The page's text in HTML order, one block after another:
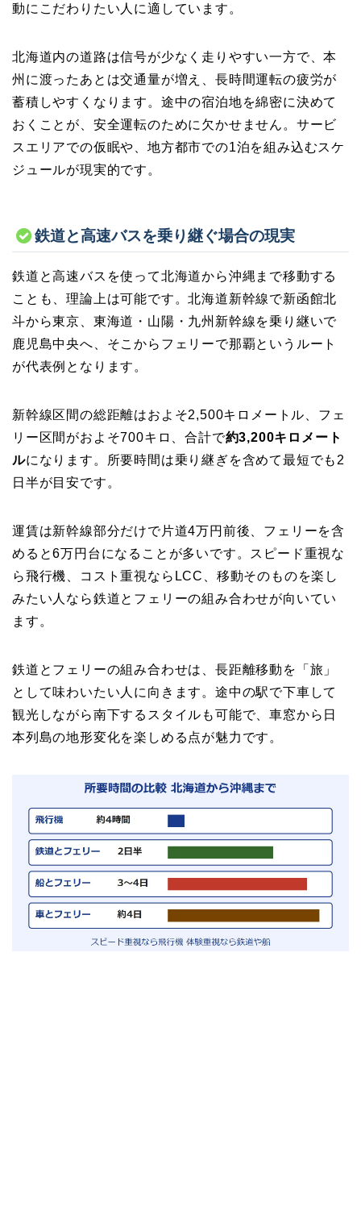
動にこだわりたい人に適しています。
北海道内の道路は信号が少なく走りやすい一方で、本
州に渡ったあとは交通量が増え、長時間運転の疲労が
蓄積しやすくなります。途中の宿泊地を綿密に決めて
おくことが、安全運転のために欠かせません。サービ
スエリアでの仮眠や、地方都市での1泊を組み込むスケ
ジュールが現実的です。
鉄道と高速バスを乗り継ぐ場合の現実
鉄道と高速バスを使って北海道から沖縄まで移動する
ことも、理論上は可能です。北海道新幹線で新函館北
斗から東京、東海道・山陽・九州新幹線を乗り継いで
鹿児島中央へ、そこからフェリーで那覇というルート
が代表例となります。
新幹線区間の総距離はおよそ2,500キロメートル、フェ
リー区間がおよそ700キロ、合計で約3,200キロメート
ルになります。所要時間は乗り継ぎを含めて最短でも2
日半が目安です。
運賃は新幹線部分だけで片道4万円前後、フェリーを含
めると6万円台になることが多いです。スピード重視な
ら飛行機、コスト重視ならLCC、移動そのものを楽し
みたい人なら鉄道とフェリーの組み合わせが向いてい
ます。
鉄道とフェリーの組み合わせは、長距離移動を「旅」
として味わいたい人に向きます。途中の駅で下車して
観光しながら南下するスタイルも可能で、車窓から日
本列島の地形変化を楽しめる点が魅力です。